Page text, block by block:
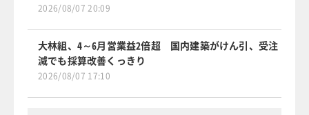
2026/08/07 20:09
大林組、4～6月営業益2倍超 国内建築がけん引、受注
減でも採算改善くっきり
2026/08/07 17:10